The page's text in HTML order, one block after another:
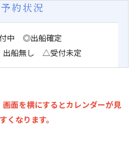
予約状況
中 ◎出船確定
船無し △受付未定
面を横にするとカレンダーが見
くなります。